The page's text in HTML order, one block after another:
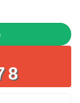
lượng